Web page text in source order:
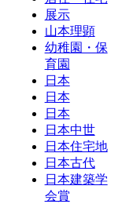
展示
山本理顕
幼稚園・保
育園
日本
日本
日本
日本中世
日本住宅地
日本古代
日本建築学
会賞